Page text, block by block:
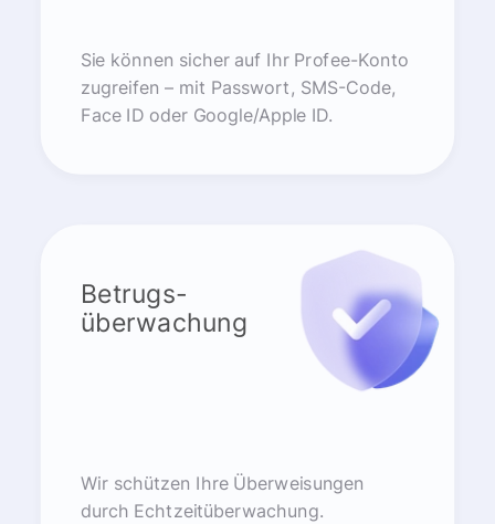
Sie können sicher auf Ihr Profee-Konto
zugreifen – mit Passwort, SMS-Code,
Face ID oder Google/Apple ID.
Betrugs-
überwachung
Wir schützen Ihre Überweisungen
durch Echtzeitüberwachung.